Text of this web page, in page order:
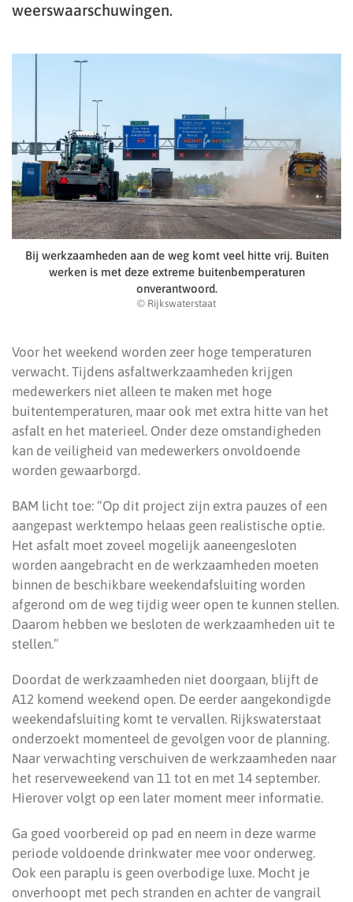
weerswaarschuwingen.
Bij werkzaamheden aan de weg komt veel hitte vrij. Buiten
werken is met deze extreme buitenbemperaturen
onverantwoord.
© Rijkswaterstaat
Voor het weekend worden zeer hoge temperaturen
verwacht. Tijdens asfaltwerkzaamheden krijgen
medewerkers niet alleen te maken met hoge
buitentemperaturen, maar ook met extra hitte van het
asfalt en het materieel. Onder deze omstandigheden
kan de veiligheid van medewerkers onvoldoende
worden gewaarborgd.
BAM licht toe: “Op dit project zijn extra pauzes of een
aangepast werktempo helaas geen realistische optie.
Het asfalt moet zoveel mogelijk aaneengesloten
worden aangebracht en de werkzaamheden moeten
binnen de beschikbare weekendafsluiting worden
afgerond om de weg tijdig weer open te kunnen stellen.
Daarom hebben we besloten de werkzaamheden uit te
stellen.”
Doordat de werkzaamheden niet doorgaan, blijft de
A12 komend weekend open. De eerder aangekondigde
weekendafsluiting komt te vervallen. Rijkswaterstaat
onderzoekt momenteel de gevolgen voor de planning.
Naar verwachting verschuiven de werkzaamheden naar
het reserveweekend van 11 tot en met 14 september.
Hierover volgt op een later moment meer informatie.
Ga goed voorbereid op pad en neem in deze warme
periode voldoende drinkwater mee voor onderweg.
Ook een paraplu is geen overbodige luxe. Mocht je
onverhoopt met pech stranden en achter de vangrail